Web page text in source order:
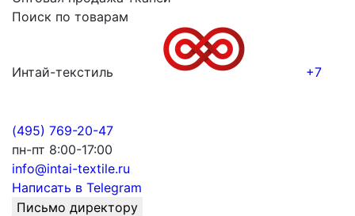
Поиск по товарам
Интай-текстиль +7
(495) 769-20-47
пн-пт 8:00-17:00
info@intai-textile.ru
Написать в Telegram
Письмо директору